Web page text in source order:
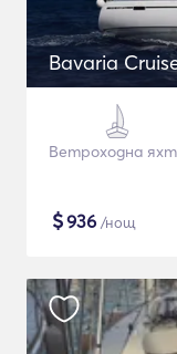
Bavaria
Ветроходна
$936 /нощ